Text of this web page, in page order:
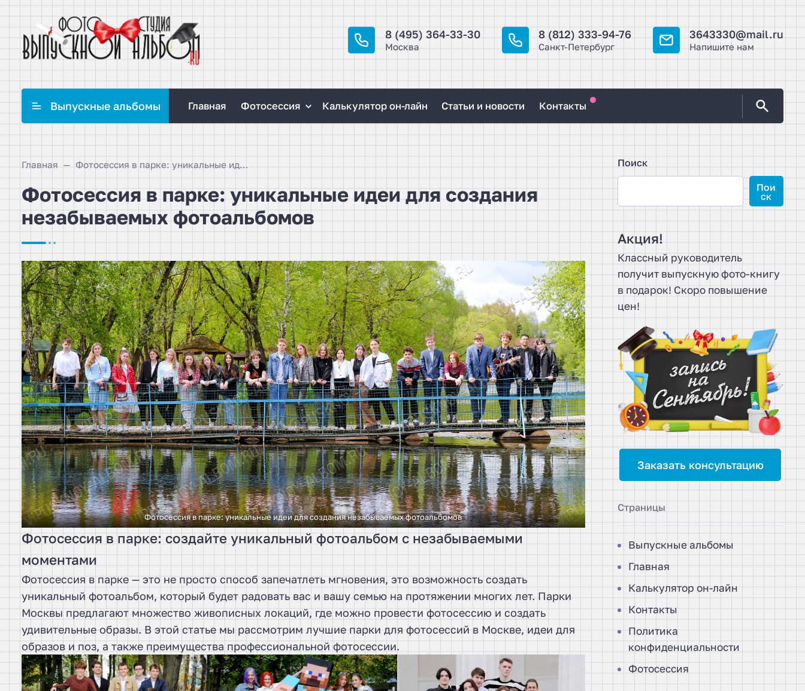
8 (495) 364-33-30
Москва
8 (812) 333-94-76
Санкт-Петербург
3643330@mail.ru
Напишите нам
Выпускные альбомы Главная Фотосессия Калькулятор он-лайн Статьи и новости Контакты
Главная Фотосессия в парке: уникальные идеи для создания незабываемых фотоальбомов
Фотосессия в парке: уникальные идеи для создания
незабываемых фотоальбомов
Фотосессия в парке: уникальные идеи для создания незабываемых фотоальбомов
Фотосессия в парке: создайте уникальный фотоальбом с незабываемыми
моментами
Фотосессия в парке — это не просто способ запечатлеть мгновения, это возможность создать
уникальный фотоальбом, который будет радовать вас и вашу семью на протяжении многих лет. Парки
Москвы предлагают множество живописных локаций, где можно провести фотосессию и создать
удивительные образы. В этой статье мы рассмотрим лучшие парки для фотосессий в Москве, идеи для
образов и поз, а также преимущества профессиональной фотосессии.
Поиск
Пои
ск
Акция!
Классный руководитель
получит выпускную фото-книгу
в подарок! Скоро повышение
цен!
Заказать консультацию
Страницы
Выпускные альбомы
Главная
Калькулятор он-лайн
Контакты
Политика
конфиденциальности
Фотосессия